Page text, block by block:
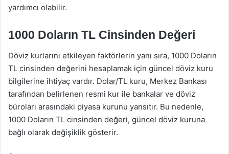
yardımcı olabilir.
1000 Doların TL Cinsinden Değeri
Döviz kurlarını etkileyen faktörlerin yanı sıra, 1000 Doların
TL cinsinden değerini hesaplamak için güncel döviz kuru
bilgilerine ihtiyaç vardır. Dolar/TL kuru, Merkez Bankası
tarafından belirlenen resmi kur ile bankalar ve döviz
büroları arasındaki piyasa kurunu yansıtır. Bu nedenle,
1000 Doların TL cinsinden değeri, güncel döviz kuruna
bağlı olarak değişiklik gösterir.